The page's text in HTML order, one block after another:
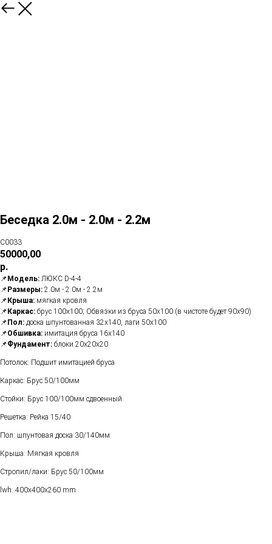
Беседка 2.0м - 2.0м - 2.2м
C0033
50000,00
р.
📌Модель: ЛЮКС D-4-4
📌Размеры: 2.0м - 2.0м - 2.2м
📌Крыша: мягкая кровля
📌Каркас: брус 100х100; Обвязки из бруса 50х100 (в чистоте будет 90х90)
📌Пол: доска шпунтованная 32х140, лаги 50х100
📌Обшивка: имитация бруса 16х140
📌Фундамент: блоки 20х20х20
Потолок: Подшит имитацией бруса
Каркас: Брус 50/100мм
Стойки: Брус 100/100мм сдвоенный
Решетка: Рейка 15/40
Пол: шпунтовая доска 30/140мм
Крыша: Мягкая кровля
Стропил/лаки: Брус 50/100мм
lwh: 400x400x260 mm